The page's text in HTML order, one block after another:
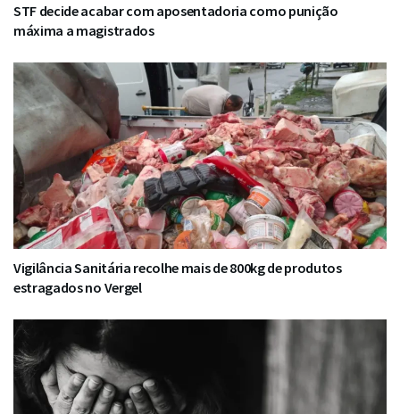
STF decide acabar com aposentadoria como punição
máxima a magistrados
Vigilância Sanitária recolhe mais de 800kg de produtos
estragados no Vergel